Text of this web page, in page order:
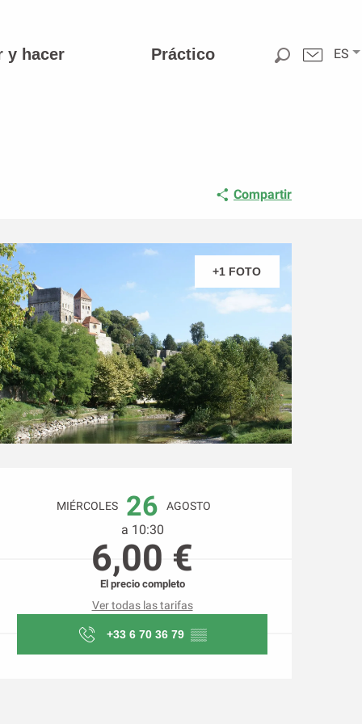
ES
y hacer Práctico
Compartir
+1 FOTO
MIÉRCOLES 26 AGOSTO
a 10:30
6,00 €
El precio completo
Ver todas las tarifas
+33 6 70 36 79 ▒▒